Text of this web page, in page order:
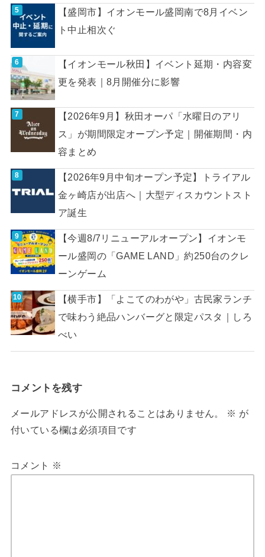
【盛岡市】イオンモール盛岡南で8月イベン
ト中止相次ぐ
【イオンモール秋田】イベント延期・内容変
更を発表｜8月開催分に影響
【2026年9月】秋田オーパ「水曜日のアリ
ス」が期間限定オープン予定｜開催期間・内
容まとめ
【2026年9月中旬オープン予定】トライアル
金ヶ崎店が出店へ｜大型ディスカウントスト
ア誕生
【今週8/7リニューアルオープン】イオンモ
ール盛岡の「GAME LAND」約250台のクレ
ーンゲーム
【横手市】「よこてのわがや」古民家ランチ
で味わう絶品ハンバーグと限定パスタ｜しろ
べい
コメントを残す
メールアドレスが公開されることはありません。 ※ が
付いている欄は必須項目です
コメント ※